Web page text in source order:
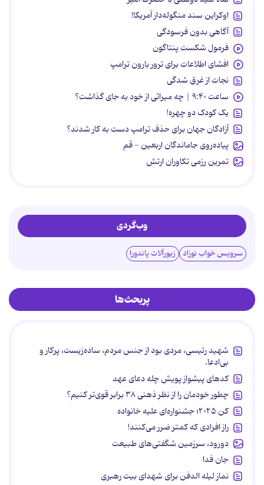
اوکراین سند منگوله‌دار آمریکا!
آگاهی بدون فرسودگی
فرمول شکست پنتاگون
افشای اطلاعات برای ترور بارون ترامپ
نجات از غرق شدگی
ساعت ۹:۴۰ | چه میراثی از خود به جای گذاشت؟
یک کودک دو چهره!
آزادگان جهان برای حذف ترامپ دست به کار شدند؟
پیاده‌روی جاماندگان اربعین - قم
تمرین رزمی تکاوران ارتش
وب‌گردی
سرویس خواب نوزاد زیورآلات پاندورا
پربحث‌ها
شهید رئیسی، مردی بود از جنس مردم، ساده‌زیست، پرکار و
بی‌ادعا.
کدهای پیشواز پویش چله دعای عهد
چطور خودمان را از نظر ذهنی ۳۸ برابر قوی‌تر کنیم؟
کن ۲۰۲۵؛ جشنواره‌ای علیه خانواده
راز افرادی که کمتر ضرر می‌کنند!
دورود، سرزمین شگفتی‌های طبیعت
جان فدا
نماز لیله الدفن برای شهدای بیت رهبری